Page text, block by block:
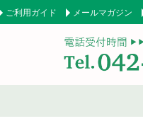
ご利用ガイド メールマガジン